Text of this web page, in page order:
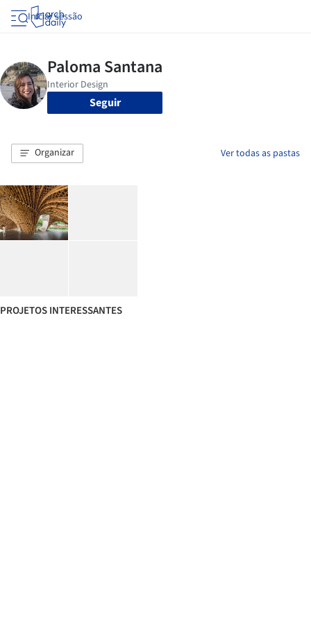
Iniciar sessão
Seguir
Organizar Ver todas as pastas
PROJETOS INTERESSANTES